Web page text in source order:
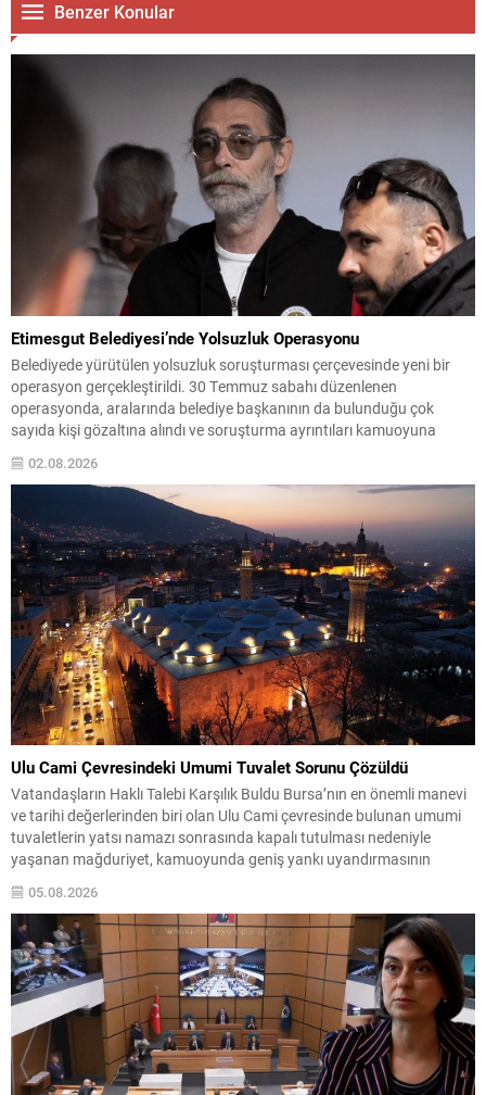
Benzer Konular
Etimesgut Belediyesi’nde Yolsuzluk Operasyonu
Belediyede yürütülen yolsuzluk soruşturması çerçevesinde yeni bir
operasyon gerçekleştirildi. 30 Temmuz sabahı düzenlenen
operasyonda, aralarında belediye başkanının da bulunduğu çok
sayıda kişi gözaltına alındı ve soruşturma ayrıntıları kamuoyuna
42’sinin belediye personeli, 13’ünün ise firma yetkilisi olduğu bildirildi.
Gözaltına alınanlar arasında Etimesgut Belediye Başkanı...
02.08.2026
Ulu Cami Çevresindeki Umumi Tuvalet Sorunu Çözüldü
Vatandaşların Haklı Talebi Karşılık Buldu Bursa’nın en önemli manevi
ve tarihi değerlerinden biri olan Ulu Cami çevresinde bulunan umumi
tuvaletlerin yatsı namazı sonrasında kapalı tutulması nedeniyle
yaşanan mağduriyet, kamuoyunda geniş yankı uyandırmasının
ardından çözüme kavuştu. Vatandaşların ve şehri ziyaret eden yerli ile
yabancı misafirlerin uzun süredir dile getirdiği sorun, basının...
05.08.2026